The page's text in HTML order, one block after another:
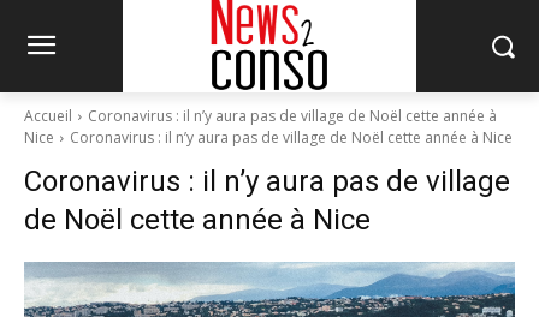
Accueil
Coronavirus : il n’y aura pas de village de Noël cette année à
Nice
Coronavirus : il n’y aura pas de village de Noël cette année à Nice
Coronavirus : il n’y aura pas de village
de Noël cette année à Nice